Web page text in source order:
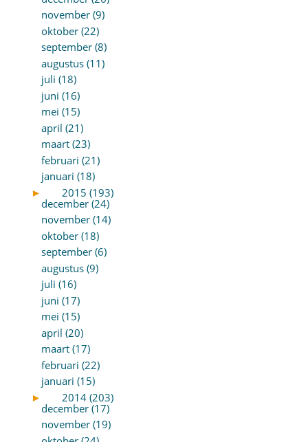
november (9)
oktober (22)
september (8)
augustus (11)
juli (18)
juni (16)
mei (15)
april (21)
maart (23)
februari (21)
januari (18)
►
2015 (193)
december (24)
november (14)
oktober (18)
september (6)
augustus (9)
juli (16)
juni (17)
mei (15)
april (20)
maart (17)
februari (22)
januari (15)
►
2014 (203)
december (17)
november (19)